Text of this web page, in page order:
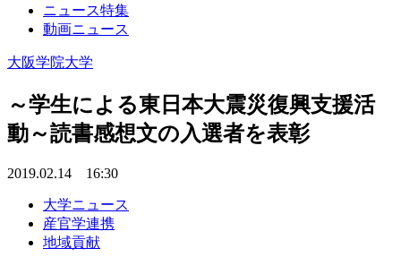
ニュース特集
動画ニュース
大阪学院大学
～学生による東日本大震災復興支援活
動～読書感想文の入選者を表彰
2019.02.14 16:30
大学ニュース
産官学連携
地域貢献